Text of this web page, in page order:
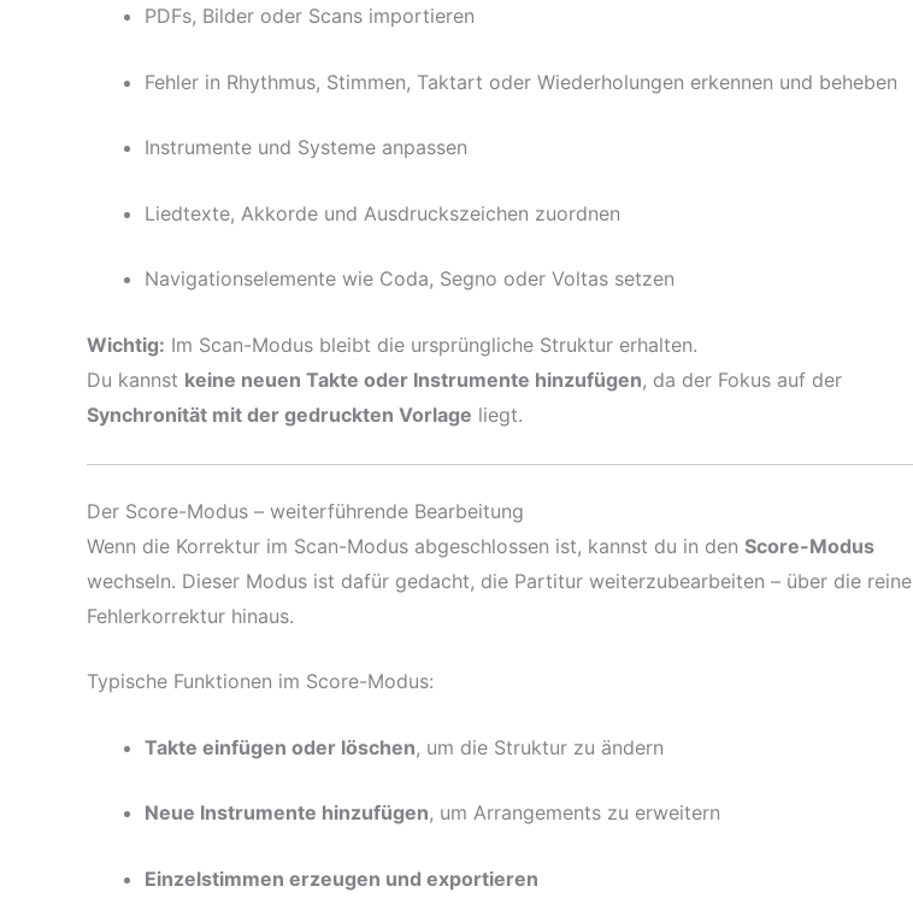
PDFs, Bilder oder Scans importieren
Fehler in Rhythmus, Stimmen, Taktart oder Wiederholungen erkennen und beheben
Instrumente und Systeme anpassen
Liedtexte, Akkorde und Ausdruckszeichen zuordnen
Navigationselemente wie Coda, Segno oder Voltas setzen
Wichtig: Im Scan-Modus bleibt die ursprüngliche Struktur erhalten.
Du kannst keine neuen Takte oder Instrumente hinzufügen, da der Fokus auf der
Synchronität mit der gedruckten Vorlage liegt.
Der Score-Modus – weiterführende Bearbeitung
Wenn die Korrektur im Scan-Modus abgeschlossen ist, kannst du in den Score-Modus
wechseln. Dieser Modus ist dafür gedacht, die Partitur weiterzubearbeiten – über die reine
Fehlerkorrektur hinaus.
Typische Funktionen im Score-Modus:
Takte einfügen oder löschen, um die Struktur zu ändern
Neue Instrumente hinzufügen, um Arrangements zu erweitern
Einzelstimmen erzeugen und exportieren